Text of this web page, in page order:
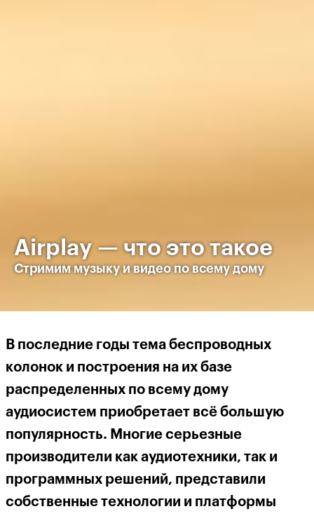
Airplay — что это такое
Стримим музыку и видео по всему дому
В последние годы тема беспроводных
колонок и построения на их базе
распределенных по всему дому
аудиосистем приобретает всё большую
популярность. Многие серьезные
производители как аудиотехники, так и
программных решений, представили
собственные технологии и платформы